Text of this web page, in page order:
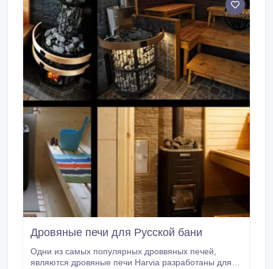
вопросы.
Дровяные печи для Русской бани
Одни из самых популярных дроввяных печей,
являются дровяные печи Harvia разработаны для